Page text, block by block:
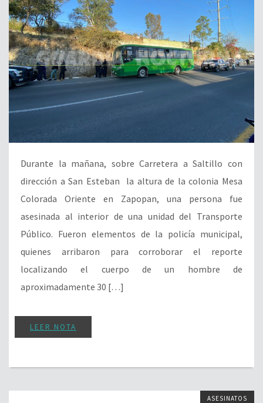
Durante la mañana, sobre Carretera a Saltillo con
dirección a San Esteban la altura de la colonia Mesa
Colorada Oriente en Zapopan, una persona fue
asesinada al interior de una unidad del Transporte
Público. Fueron elementos de la policía municipal,
quienes arribaron para corroborar el reporte
localizando el cuerpo de un hombre de
aproximadamente 30 […]
LEER NOTA
ASESINATOS